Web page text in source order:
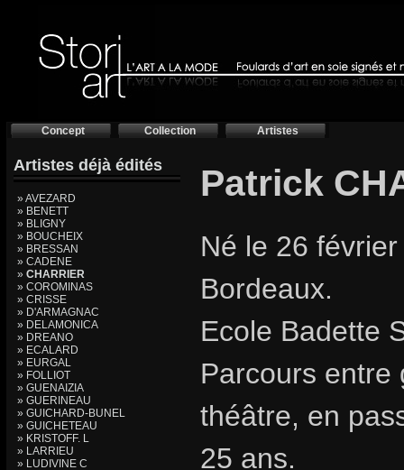
Concept Collection Artistes
Artistes déjà édités
» AVEZARD
» BENETT
» BLIGNY
» BOUCHEIX
» BRESSAN
» CADENE
» CHARRIER
» COROMINAS
» CRISSE
» D'ARMAGNAC
» DELAMONICA
» DREANO
» ECALARD
» EURGAL
» FOLLIOT
» GUENAIZIA
» GUERINEAU
» GUICHARD-BUNEL
» GUICHETEAU
» KRISTOFF. L
» LARRIEU
» LUDIVINE C
Patrick
Né le 26
Bordeaux.
Ecole Badette
Parcours entre
théâtre, en
25 ans.